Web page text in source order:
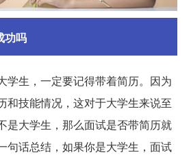
功吗
学生，一定要记得带着简历。因为
和技能情况，这对于大学生来说至
是大学生，那么面试是否带简历就
句话总结，如果你是大学生，面试